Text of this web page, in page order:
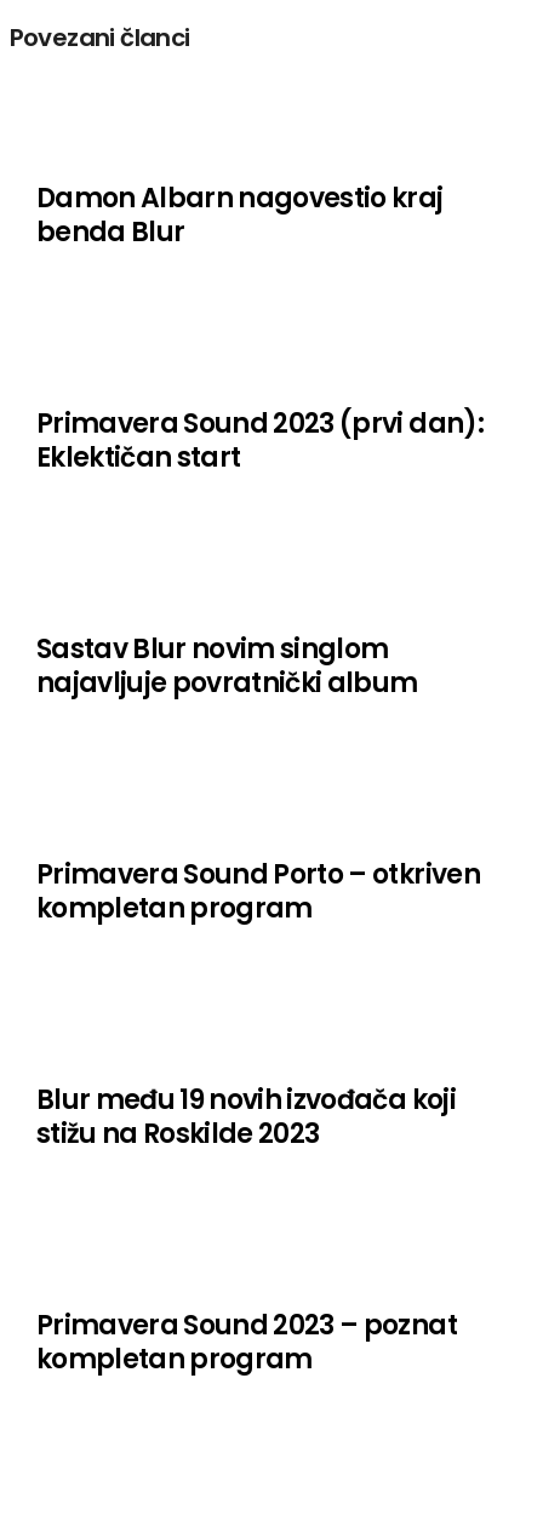
Povezani članci
Damon Albarn nagovestio kraj
benda Blur
Primavera Sound 2023 (prvi dan):
Eklektičan start
Sastav Blur novim singlom
najavljuje povratnički album
Primavera Sound Porto – otkriven
kompletan program
Blur među 19 novih izvođača koji
stižu na Roskilde 2023
Primavera Sound 2023 – poznat
kompletan program